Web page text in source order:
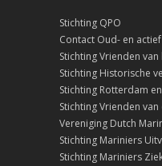
Stichting QPO
Contact Oud- en
Stichting Vrienden
Stichting Historische
Stichting Rotterdam
Stichting Vrienden
Vereniging Dutch
Stichting Mariniers
Stichting Mariniers